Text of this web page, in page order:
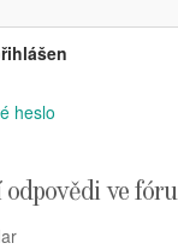
heslo
odpovědi ve fóru